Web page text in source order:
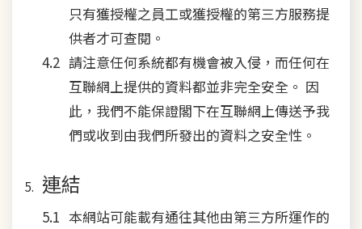
只有獲授權之員工或獲授權的第三方服務提
供者才可查閱。
請注意任何系統都有機會被入侵，而任何在
互聯網上提供的資料都並非完全安全。 因
此，我們不能保證閣下在互聯網上傳送予我
們或收到由我們所發出的資料之安全性。
連結
本網站可能載有通往其他由第三方所運作的